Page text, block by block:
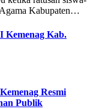
Kabupaten…
Kemenag Kab.
Resmi
Publik